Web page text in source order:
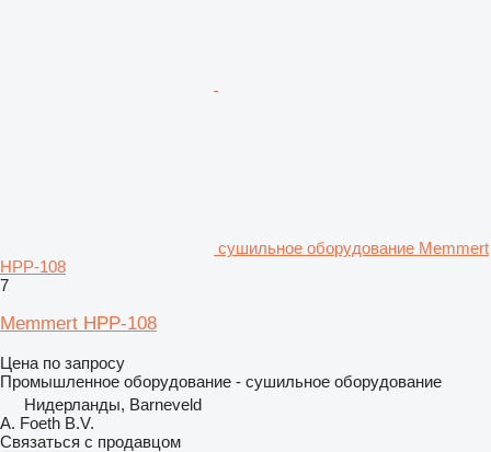
сушильное оборудование Memmert
HPP-108
7
Memmert HPP-108
Цена по запросу
Промышленное оборудование - сушильное оборудование
Нидерланды, Barneveld
A. Foeth B.V.
Связаться с продавцом